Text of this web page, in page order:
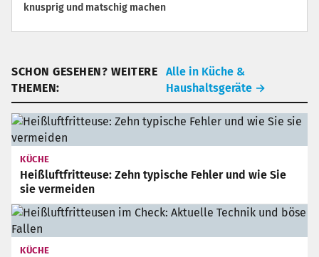
knusprig und matschig machen
SCHON GESEHEN? WEITERE
THEMEN:
Alle in Küche &
Haushaltsgeräte →
KÜCHE
Heißluftfritteuse: Zehn typische Fehler und wie Sie
sie vermeiden
KÜCHE